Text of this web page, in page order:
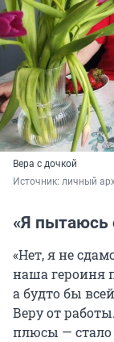
Вера с дочкой
Источник: личный
«Я пытаюсь
«Нет, я не
наша героиня
а будто бы
Веру от
плюсы — стало